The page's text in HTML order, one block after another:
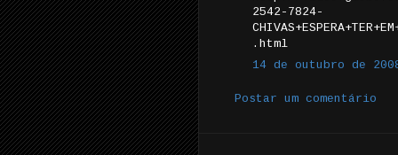
2542-7824-
.html
14 de outubro de
Postar um comentário